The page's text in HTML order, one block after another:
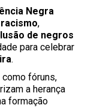
Negra
racismo,
de negros
para celebrar
.
fóruns,
a herança
formação